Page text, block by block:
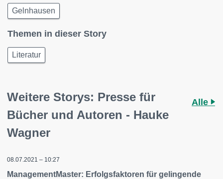
Gelnhausen
Themen in dieser Story
Literatur
Weitere Storys: Presse für
Bücher und Autoren - Hauke
Wagner
Alle
08.07.2021 – 10:27
ManagementMaster: Erfolgsfaktoren für gelingende